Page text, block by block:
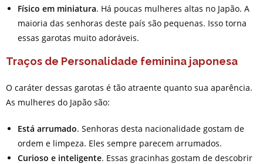
Físico em miniatura. Há poucas mulheres altas no Japão. A
maioria das senhoras deste país são pequenas. Isso torna
essas garotas muito adoráveis.
Traços de Personalidade feminina japonesa
O caráter dessas garotas é tão atraente quanto sua aparência.
As mulheres do Japão são:
Está arrumado. Senhoras desta nacionalidade gostam de
ordem e limpeza. Eles sempre parecem arrumados.
Curioso e inteligente. Essas gracinhas gostam de descobrir